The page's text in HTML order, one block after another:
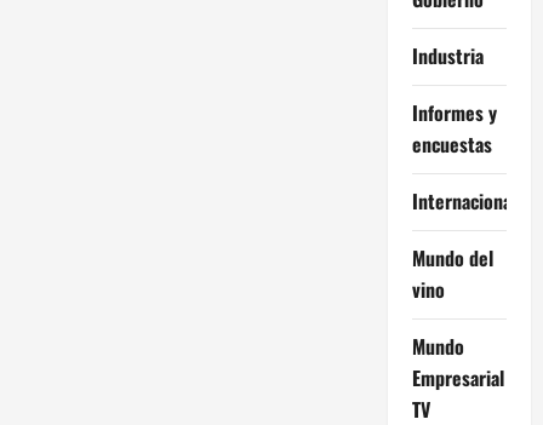
Industria
Informes y
encuestas
Internacional
Mundo del
vino
Mundo
Empresarial
TV